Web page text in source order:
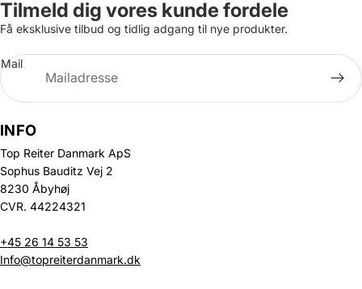
Tilmeld dig vores kunde fordele
Få eksklusive tilbud og tidlig adgang til nye produkter.
Mail
INFO
Top Reiter Danmark ApS
Sophus Bauditz Vej 2
8230 Åbyhøj
CVR. 44224321
+45 26 14 53 53
Info@topreiterdanmark.dk